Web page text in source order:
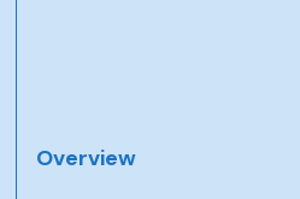
Overview